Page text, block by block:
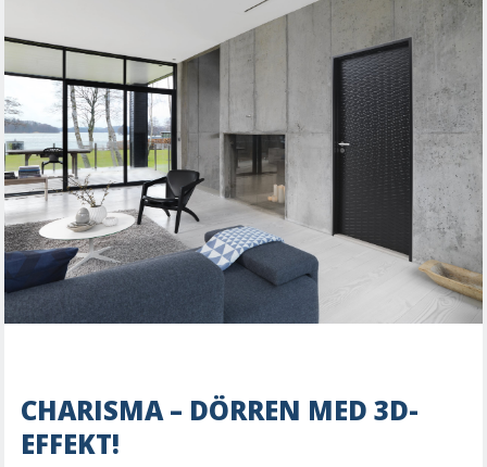
CHARISMA – DÖRREN MED 3D-
EFFEKT!